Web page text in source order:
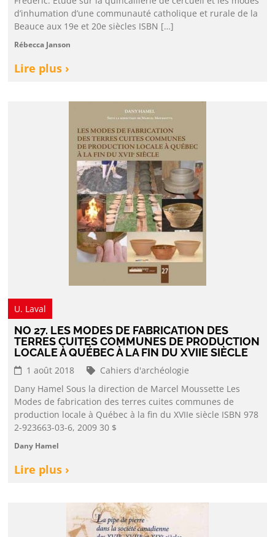
d’inhumation d’une communauté catholique et rurale de la
Beauce aux 19e et 20e siècles ISBN […]
Rébecca Janson
Lire plus ›
U. Laval
NO 27. LES MODES DE FABRICATION DES
TERRES CUITES COMMUNES DE PRODUCTION
LOCALE À QUÉBEC À LA FIN DU XVIIE SIÈCLE
1 août 2018
Cahiers d'archéologie
Dany Hamel Sous la direction de Marcel Moussette Les
Modes de fabrication des terres cuites communes de
production locale à Québec à la fin du XVIIe siècle ISBN 978
2-923663-03-6, 2009 30 $
Dany Hamel
Lire plus ›